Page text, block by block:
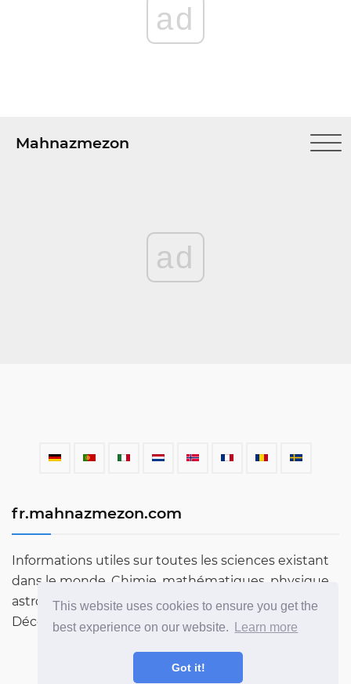
This website uses cookies to ensure you get the
best experience on our website.
Learn more
Got it!
ad
Mahnazmezon
ad
fr.mahnazmezon.com
Informations utiles sur toutes les sciences existant
dans le monde. Chimie, mathématiques, physique,
astronomie, langues, littérature et bien plus encore.
Découvrez le monde à travers notre blog!